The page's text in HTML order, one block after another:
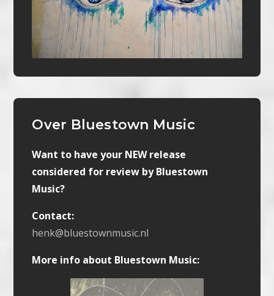
Over Bluestown Music
Want to have your NEW release
considered for review by Bluestown
Music?
Contact:
henk@bluestownmusic.nl
More info about Bluestown Music: